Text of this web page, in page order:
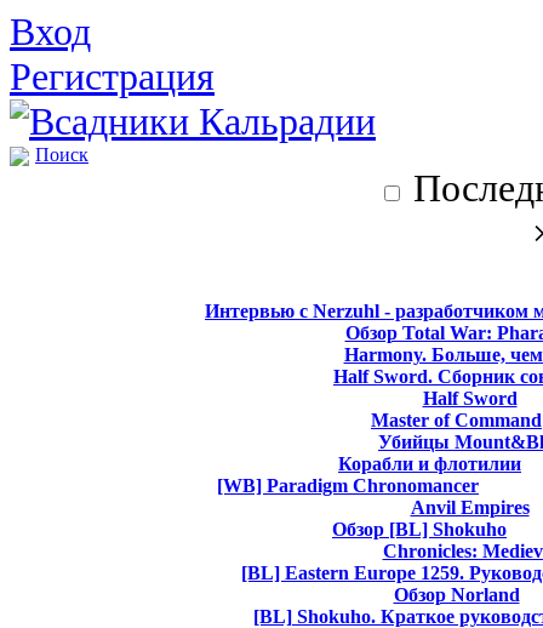
Вход
Регистрация
Поиск
Интервью с Nerzuhl - разработчиком
Обзор Total War:
Harmony. Больше,
Half Sword. Сборник
Half Sword
Master of Command
Убийцы
Корабли и флотилии
[WB] Paradigm Chronomancer
Anvil Empires
Обзор [BL] Shokuho
Chronicles:
[BL] Eastern Europe 1259.
Обзор Norland
[BL] Shokuho. Краткое